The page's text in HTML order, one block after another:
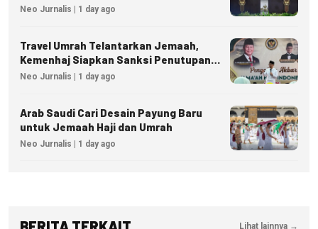
Neo Jurnalis | 1 day ago
Travel Umrah Telantarkan Jemaah,
Kemenhaj Siapkan Sanksi Penutupan
Izin hingga Pidana
Neo Jurnalis | 1 day ago
Arab Saudi Cari Desain Payung Baru
untuk Jemaah Haji dan Umrah
Neo Jurnalis | 1 day ago
Lihat lainnya →